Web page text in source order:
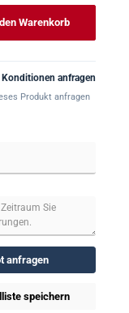
benutze die Schaltflächen
Warenkorb
anfragen
Produkt anfragen
anfragen
speichern